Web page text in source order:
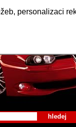
personalizaci
Alfa
hledej